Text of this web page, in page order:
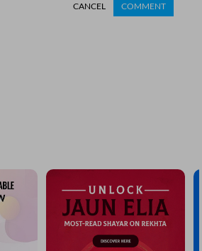
CANCEL COMMENT